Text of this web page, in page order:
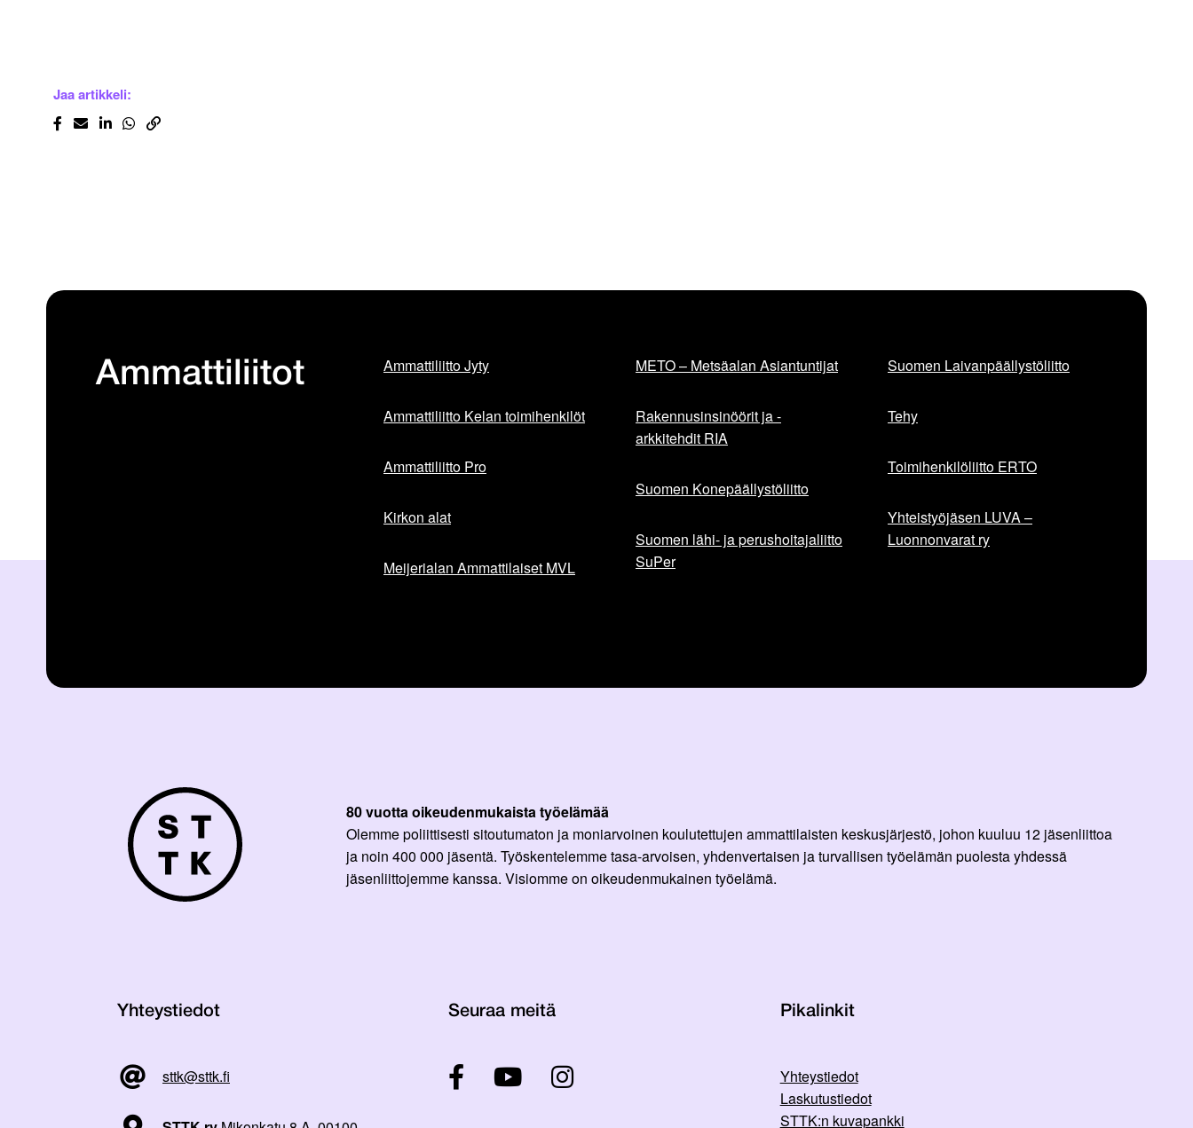
Jaa artikkeli:
Ammattiliitot Ammattiliitto Jyty
Ammattiliitto Kelan toimihenkilöt
Ammattiliitto Pro
Kirkon alat
Meijerialan Ammattilaiset MVL
METO – Metsäalan Asiantuntijat
Rakennusinsinöörit ja -
arkkitehdit RIA
Suomen Konepäällystöliitto
Suomen lähi- ja perushoitajaliitto
SuPer
Suomen Laivanpäällystöliitto
Tehy
Toimihenkilöliitto ERTO
Yhteistyöjäsen LUVA –
Luonnonvarat ry
80 vuotta oikeudenmukaista työelämää
Olemme poliittisesti sitoutumaton ja moniarvoinen koulutettujen ammattilaisten keskusjärjestö, johon kuuluu 12 jäsenliittoa
ja noin 400 000 jäsentä. Työskentelemme tasa-arvoisen, yhdenvertaisen ja turvallisen työelämän puolesta yhdessä
jäsenliittojemme kanssa. Visiomme on oikeudenmukainen työelämä.
Yhteystiedot
sttk@sttk.fi
Seuraa meitä Pikalinkit
Yhteystiedot
Laskutustiedot
STTK:n kuvapankki